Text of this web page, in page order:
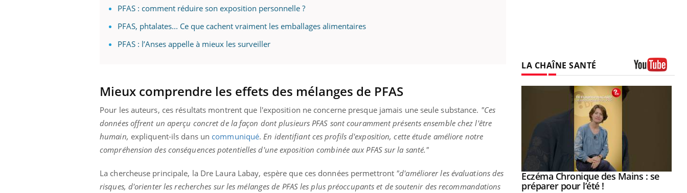
PFAS : comment réduire son exposition personnelle ?
PFAS, phtalates... Ce que cachent vraiment les emballages alimentaires
PFAS : l’Anses appelle à mieux les surveiller
Mieux comprendre les effets des mélanges de PFAS
Pour les auteurs, ces résultats montrent que l'exposition ne concerne presque jamais une seule substance. "Ces
données offrent un aperçu concret de la façon dont plusieurs PFAS sont couramment présents ensemble chez l'être
humain, expliquent-ils dans un communiqué.En identifiant ces profils d'exposition, cette étude améliore notre
compréhension des conséquences potentielles d'une exposition combinée aux PFAS sur la santé."
La chercheuse principale, la Dre Laura Labay, espère que ces données permettront "d'améliorer les évaluations des
risques, d'orienter les recherches sur les mélanges de PFAS les plus préoccupants et de soutenir des recommandations
LA CHAÎNE SANTÉ
Eczéma Chronique des Mains :
expliquer ma maladieYoutube
Youtube
Carence en fer : comprendre pour
prévenirYoutube
Youtube
Insuline & Charge mentale : et si on
osait en parler??Youtube
Youtube
Eczéma Chronique des Mains : se
préparer pour l’été !Youtube